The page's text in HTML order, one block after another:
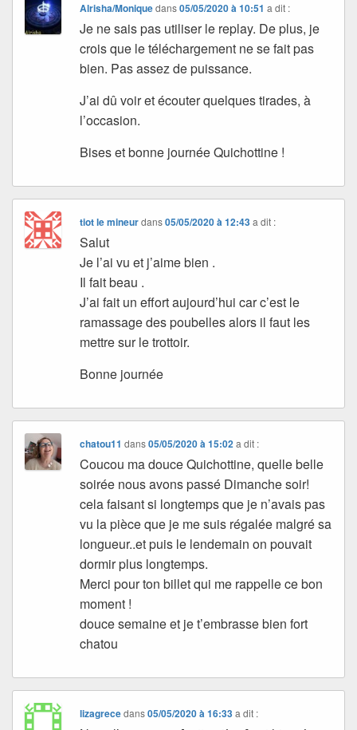
Alrisha/Moniquedans05/05/2020 à 10:51 a dit :
Je ne sais pas utiliser le replay. De plus, je
crois que le téléchargement ne se fait pas
bien. Pas assez de puissance.
J’ai dû voir et écouter quelques tirades, à
l’occasion.
Bises et bonne journée Quichottine !
tiot le mineurdans05/05/2020 à 12:43 a dit :
Salut
Je l’ai vu et j’aime bien .
Il fait beau .
J’ai fait un effort aujourd’hui car c’est le
ramassage des poubelles alors il faut les
mettre sur le trottoir.
Bonne journée
chatou11 dans05/05/2020 à 15:02 a dit :
Coucou ma douce Quichottine, quelle belle
soirée nous avons passé Dimanche soir!
cela faisant si longtemps que je n’avais pas
vu la pièce que je me suis régalée malgré sa
longueur..et puis le lendemain on pouvait
dormir plus longtemps.
Merci pour ton billet qui me rappelle ce bon
moment !
douce semaine et je t’embrasse bien fort
chatou
lizagrecedans05/05/2020 à 16:33 a dit :